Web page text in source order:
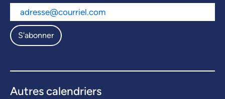
S'abonner
Autres calendriers